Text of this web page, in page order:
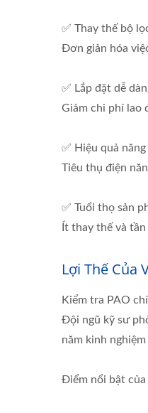
✅ Thay thế bộ
Đơn giản hóa
✅ Lắp đặt dễ
Giảm chi phí lao
✅ Hiệu quả
Tiêu thụ điện
✅ Tuổi thọ sản
Ít thay thế và
Lợi Thế Của
Kiểm tra PAO
Đội ngũ kỹ sư
năm kinh
Điểm nổi bật của